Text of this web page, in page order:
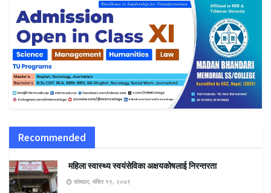
Recommended
महिला स्वास्थ्य स्वयंसेविका अक्षयकोषलाई निरन्तरता
सोमवार, मंसिर १९, २०७९